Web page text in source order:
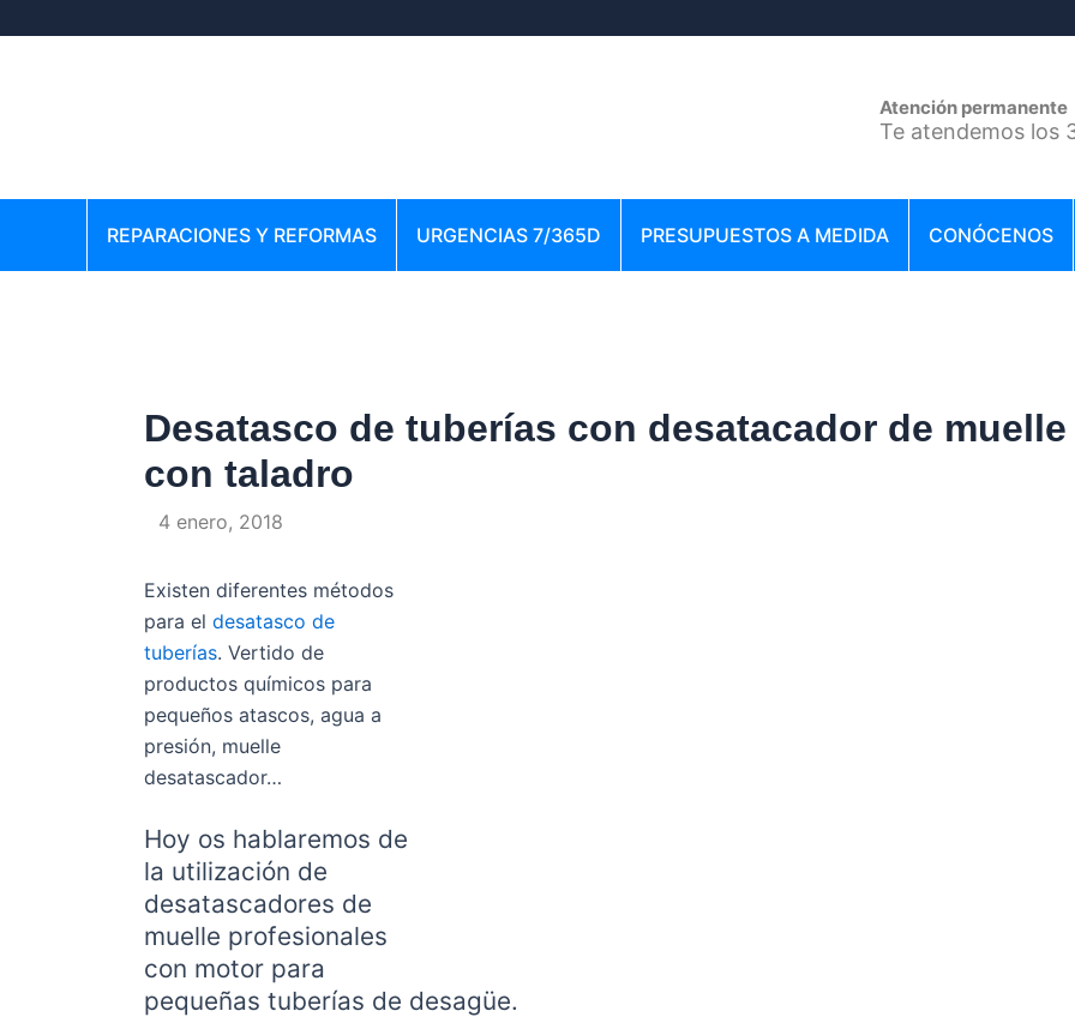
Atención permanente
Te atendemos los
REPARACIONES Y REFORMAS URGENCIAS 7/365D PRESUPUESTOS A MEDIDA CONÓCENOS
Desatasco de tuberías con desatacador de muelle
con taladro
4 enero, 2018
Existen diferentes métodos
para el desatasco de
tuberías. Vertido de
productos químicos para
pequeños atascos, agua a
presión, muelle
desatascador…
Hoy os hablaremos de
la utilización de
desatascadores de
muelle profesionales
con motor para
pequeñas tuberías de desagüe.